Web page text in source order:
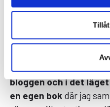
Jag började förstå
till att bringa ljus i
göra ämnet
– Men i våras kände
bloggen och i det
en egen bok där jag